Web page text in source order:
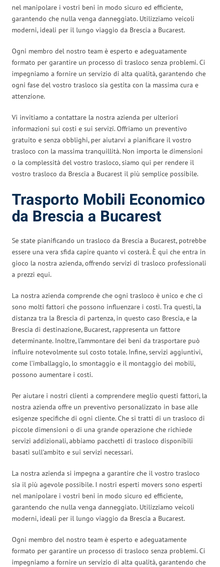
nel manipolare i vostri beni in modo sicuro ed efficiente,
garantendo che nulla venga danneggiato. Utilizziamo veicoli
moderni, ideali per il lungo viaggio da Brescia a Bucarest.
Ogni membro del nostro team è esperto e adeguatamente
formato per garantire un processo di trasloco senza problemi. Ci
impegniamo a fornire un servizio di alta qualità, garantendo che
ogni fase del vostro trasloco sia gestita con la massima cura e
attenzione.
Vi invitiamo a contattare la nostra azienda per ulteriori
informazioni sui costi e sui servizi. Offriamo un preventivo
gratuito e senza obblighi, per aiutarvi a pianificare il vostro
trasloco con la massima tranquillità. Non importa le dimensioni
o la complessità del vostro trasloco, siamo qui per rendere il
vostro trasloco da Brescia a Bucarest il più semplice possibile.
Trasporto Mobili Economico
da Brescia a Bucarest
Se state pianificando un trasloco da Brescia a Bucarest, potrebbe
essere una vera sfida capire quanto vi costerà. È qui che entra in
gioco la nostra azienda, offrendo servizi di trasloco professionali
a prezzi equi.
La nostra azienda comprende che ogni trasloco è unico e che ci
sono molti fattori che possono influenzare i costi. Tra questi, la
distanza tra la Brescia di partenza, in questo caso Brescia, e la
Brescia di destinazione, Bucarest, rappresenta un fattore
determinante. Inoltre, l’ammontare dei beni da trasportare può
influire notevolmente sul costo totale. Infine, servizi aggiuntivi,
come l’imballaggio, lo smontaggio e il montaggio dei mobili,
possono aumentare i costi.
Per aiutare i nostri clienti a comprendere meglio questi fattori, la
nostra azienda offre un preventivo personalizzato in base alle
esigenze specifiche di ogni cliente. Che si tratti di un trasloco di
piccole dimensioni o di una grande operazione che richiede
servizi addizionali, abbiamo pacchetti di trasloco disponibili
basati sull’ambito e sui servizi necessari.
La nostra azienda si impegna a garantire che il vostro trasloco
sia il più agevole possibile. I nostri esperti movers sono esperti
nel manipolare i vostri beni in modo sicuro ed efficiente,
garantendo che nulla venga danneggiato. Utilizziamo veicoli
moderni, ideali per il lungo viaggio da Brescia a Bucarest.
Ogni membro del nostro team è esperto e adeguatamente
formato per garantire un processo di trasloco senza problemi. Ci
impegniamo a fornire un servizio di alta qualità, garantendo che